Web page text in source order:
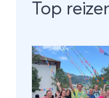
Top